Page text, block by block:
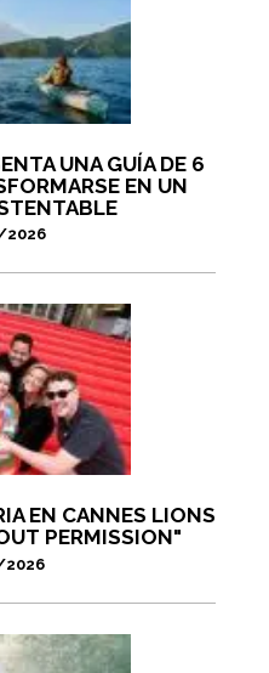
UNA GUÍA DE 6
EN UN
2026
EN CANNES LIONS
PERMISSION"
2026